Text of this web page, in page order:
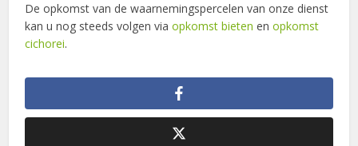
De opkomst van de waarnemingspercelen van onze dienst
kan u nog steeds volgen viaopkomst bieten enopkomst
cichorei.